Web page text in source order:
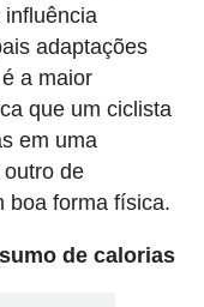
adaptações
a maior
que um ciclista
em uma
de
boa forma física.
de calorias